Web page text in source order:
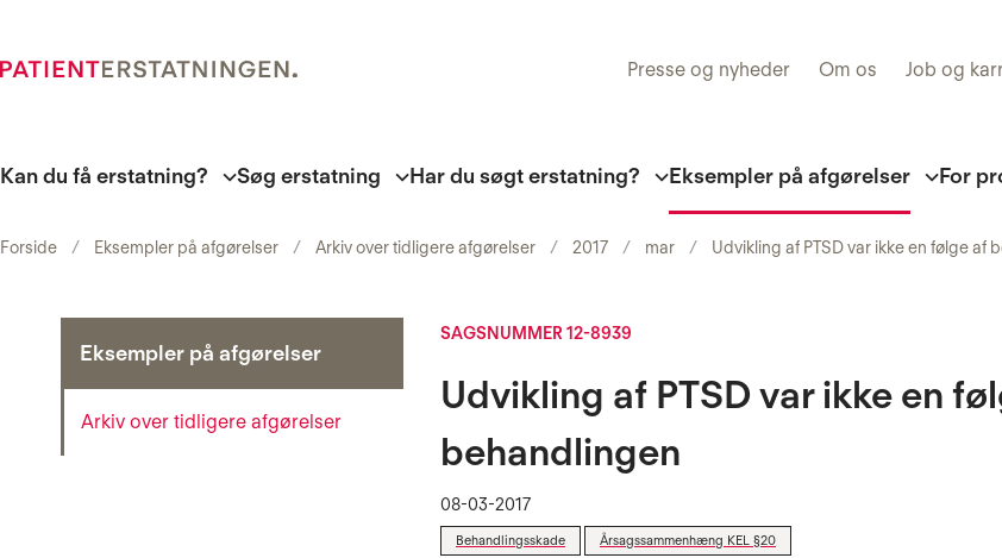
Presse og nyheder Om os Job og
Kan du få erstatning? Søg erstatning Har du søgt erstatning? Eksempler på afgørelser For
Forside Eksempler på afgørelser Arkiv over tidligere afgørelser 2017 mar Udvikling af PTSD var ikke en følge af
Eksempler på afgørelser
Arkiv over tidligere afgørelser
SAGSNUMMER 12-8939
Udvikling af PTSD var ikke en
behandlingen
08-03-2017
Behandlingsskade Årsagssammenhæng KEL §20